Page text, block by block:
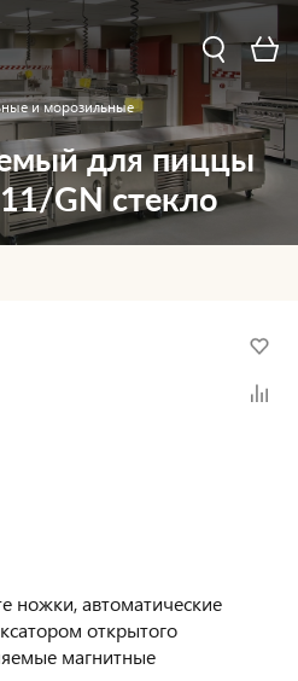
и морозильные
для пиццы
GN стекло
ножки, автоматические
открытого
магнитные